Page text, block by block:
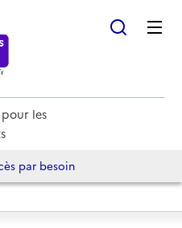
les
par besoin